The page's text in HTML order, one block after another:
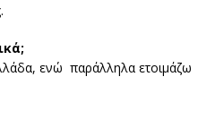
ενώ παράλληλα ετοιμάζω